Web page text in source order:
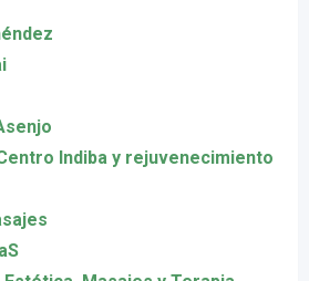
Indiba y rejuvenecimiento